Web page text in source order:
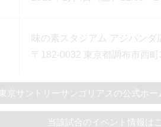
味の素スタジアム アジパンダ
〒182-0032 東京都調布市西町
東京サントリーサンゴリアスの公式ホー
当該試合のイベント情報は